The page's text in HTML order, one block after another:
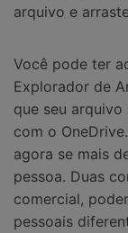
arquivo e
Você pode ter
Explorador de
que seu
com o
agora se mais
pessoa. Duas
comercial,
pessoais